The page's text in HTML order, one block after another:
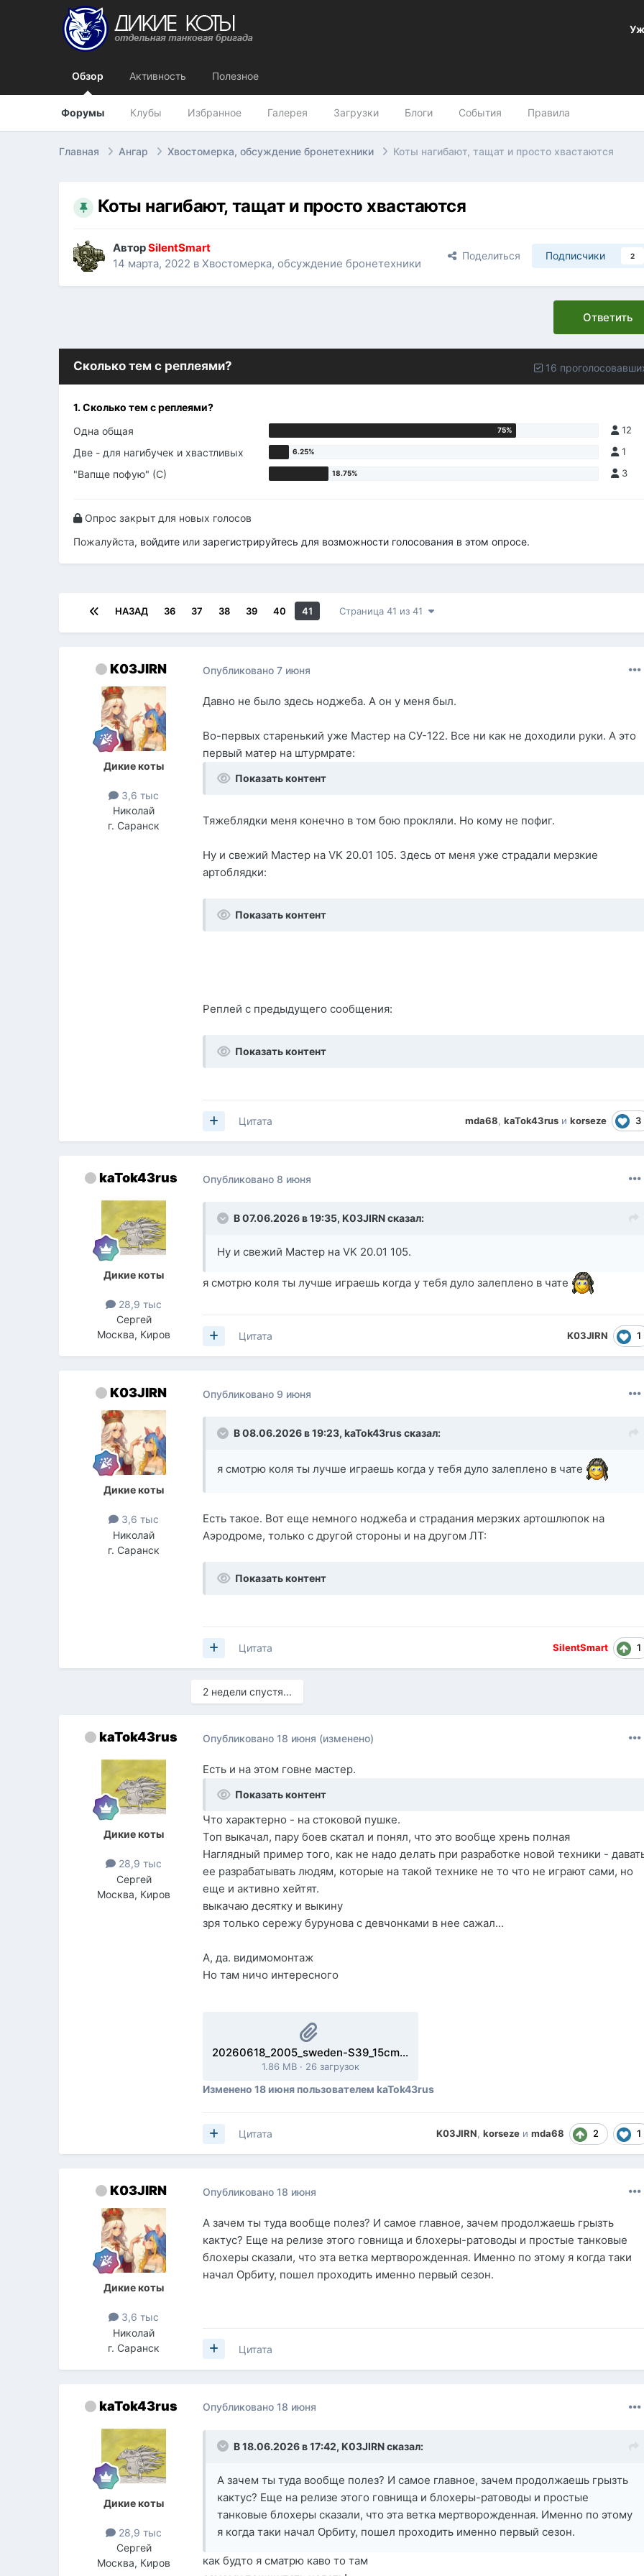
Обзор
Форумы Клубы Избранное Галерея Загрузки Блоги События Правила
Активность Полезное
Главная Ангар Хвостомерка, обсуждение бронетехники Коты нагибают, тащат и просто хвастаются
Коты нагибают, тащат и просто хвастаются
АвторSilentSmart
14 марта, 2022 вХвостомерка, обсуждение бронетехники
Поделиться Подписчики 2
Ответить
Сколько тем с реплеями? 16
1. Сколько тем с реплеями?
Одна общая
12
Две - для нагибучек и хвастливых 1
"Вапще пофую" (С) 3
Опрос закрыт для новых голосов
Пожалуйста, войдите илизарегистрируйтесь для возможности голосования в этом опросе.
НАЗАД 36 37 38 39 40 41 Страница 41 из 41
K03JIRN
Дикие коты
3,6 тыс
Николай
г. Саранск
Опубликовано7 июня
Давно не было здесь ноджеба. А он у меня был.
Во-первых старенький уже Мастер на СУ-122. Все ни как не доходили руки. А это
первый матер на штурмрате:
Показать контент
Тяжеблядки меня конечно в том бою прокляли. Но кому не пофиг.
Ну и свежий Мастер на VK 20.01 105. Здесь от меня уже страдали мерзкие
артоблядки:
Показать контент
Реплей с предыдущего сообщения:
Показать контент
mda68,kaTok43rus иkorseze 3
Цитата
kaTok43rus
Дикие коты
28,9 тыс
Сергей
Москва, Киров
Опубликовано 8 июня
В 07.06.2026 в 19:35, K03JIRNсказал:
Ну и свежий Мастер на VK 20.01 105.
я смотрю коля ты лучше играешь когда у тебя дуло залеплено в чате
K03JIRN 1
Цитата
K03JIRN
Дикие коты
3,6 тыс
Николай
г. Саранск
Опубликовано 9 июня
В 08.06.2026 в 19:23,kaTok43rusсказал:
я смотрю коля ты лучше играешь когда у тебя дуло залеплено в чате
Есть такое. Вот еще немного ноджеба и страдания мерзких артошлюпок на
Аэродроме, только с другой стороны и на другом ЛТ:
Показать контент
SilentSmart 1
Цитата
2 недели спустя...
kaTok43rus
Дикие коты
28,9 тыс
Сергей
Москва, Киров
Опубликовано18 июня (изменено)
Есть и на этом говне мастер.
Показать контент
Что характерно - на стоковой пушке.
Топ выкачал, пару боев скатал и понял, что это вообще хрень полная
Наглядный пример того, как не надо делать при разработке новой техники -
ее разрабатывать людям, которые на такой технике не то что не играют сами, но
еще и активно хейтят.
выкачаю десятку и выкину
зря только сережу бурунова с девчонками в нее сажал...
А, да. видимомонтаж
Но там ничо интересного
20260618_2005_sweden-S39_15cm_AKV60_Utkast_1_14_siegfried_line.mtreplay
1.86 MB · 26 загрузок
Изменено18 июня пользователем kaTok43rus
K03JIRN,korseze иmda68 2 1
Цитата
K03JIRN
Дикие коты
3,6 тыс
Николай
г. Саранск
Опубликовано18 июня
А зачем ты туда вообще полез? И самое главное, зачем продолжаешь грызть
кактус? Еще на релизе этого гoвнищa и блохеры-ратоводы и простые танковые
блохеры сказали, что эта ветка мертворожденная. Именно по этому я когда таки
начал Орбиту, пошел проходить именно первый сезон.
Цитата
kaTok43rus
Дикие коты
28,9 тыс
Сергей
Москва, Киров
Опубликовано18 июня
В 18.06.2026 в 17:42, K03JIRNсказал:
А зачем ты туда вообще полез? И самое главное, зачем продолжаешь грызть
кактус? Еще на релизе этого гoвнищa и блохеры-ратоводы и простые
танковые блохеры сказали, что эта ветка мертворожденная. Именно по этому
я когда таки начал Орбиту, пошел проходить именно первый сезон.
как будто я сматрю каво то там